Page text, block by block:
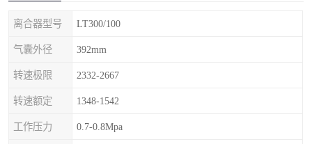
离合器型号 LT300/100
气囊外径 392mm
转速极限 2332-2667
转速额定 1348-1542
工作压力 0.7-0.8Mpa